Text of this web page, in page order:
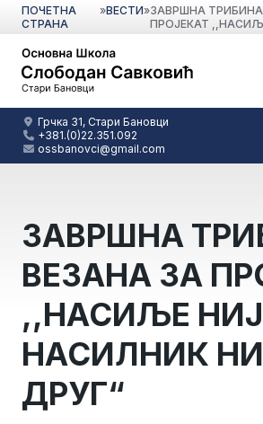
ПОЧЕТНА
СТРАНА
»ВЕСТИ»ЗАВРШНА
ПРОЈЕКАТ
Грчка 31, Стари Бановци
+381.(0)22.351.092
ossbanovci@gmail.com
ЗАВРШНА
ВЕЗАНА ЗА
,,НАСИЉЕ
НАСИЛНИК
ДРУГ“